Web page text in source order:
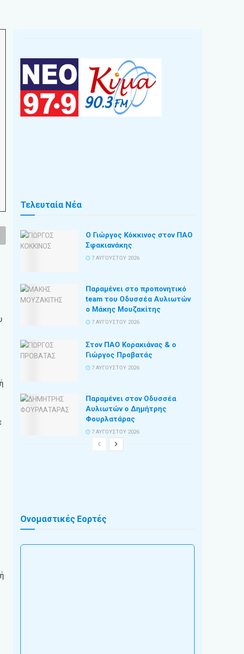
Τελευταία Νέα
Ο Γιώργος Κόκκινος στον ΠΑΟ
Σφακιανάκης
7 ΑΥΓΟΎΣΤΟΥ 2026
Παραμένει στο προπονητικό
team του Οδυσσέα Αυλιωτών
ο Μάκης Μουζακίτης
7 ΑΥΓΟΎΣΤΟΥ 2026
Στον ΠΑΟ Κορακιάνας & ο
Γιώργος Προβατάς
7 ΑΥΓΟΎΣΤΟΥ 2026
Παραμένει στον Οδυσσέα
Αυλιωτών ο Δημήτρης
Φουρλατάρας
7 ΑΥΓΟΎΣΤΟΥ 2026
Ονομαστικές Εορτές